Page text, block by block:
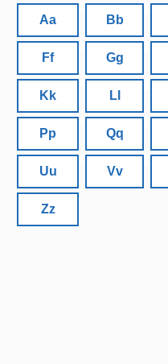
Aa Bb
Ff Gg
Kk Ll
Pp Qq
Uu Vv
Zz